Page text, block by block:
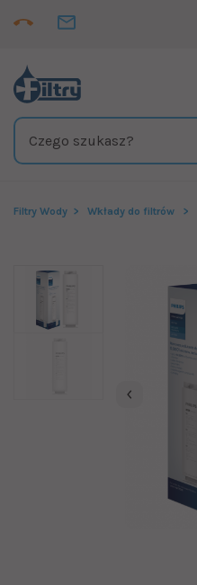
Filtry Wody Wkłady do filtrów